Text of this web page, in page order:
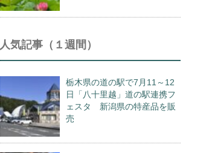
人気記事（１週間）
栃木県の道の駅で7月11～12
日「八十里越」道の駅連携フ
ェスタ 新潟県の特産品を販
売